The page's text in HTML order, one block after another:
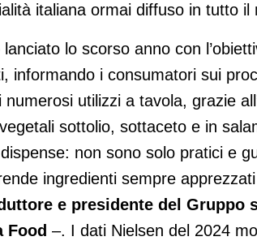
italiana ormai diffuso in tutto il
lo scorso anno con
informando i consumatori sui
utilizzi a tavola, grazie
sottolio, sottaceto e in
non sono solo pratici e
ingredienti sempre
e presidente del Gruppo
Food –. I dati Nielsen del 2024